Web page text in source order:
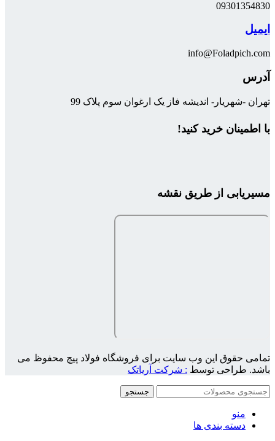
09301354830
ایمیل
info@Foladpich.com
آدرس
تهران -شهریار- اندیشه فاز یک ارغوان سوم پلاک 99
با اطمینان خرید کنید!
مسیریابی از طریق نقشه
تمامی حقوق این وب سایت برای فروشگاه فولاد پیچ محفوظ می
باشد. طراحی توسط : شرکت آریاتک
جستجو
منو
دسته بندی ها